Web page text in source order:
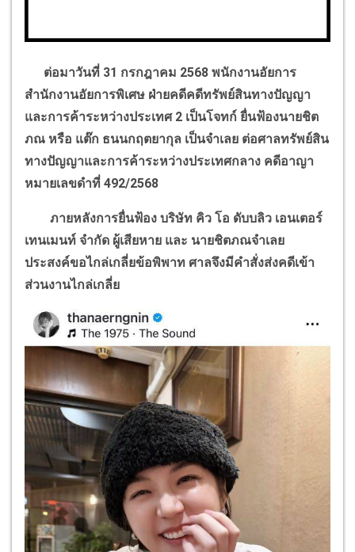
ต่อมาวันที่ 31 กรกฎาคม 2568 พนักงานอัยการ
สำนักงานอัยการพิเศษ ฝ่ายคดีคดีทรัพย์สินทางปัญญา
และการค้าระหว่างประเทศ 2 เป็นโจทก์ ยื่นฟ้องนายชิต
ภณ หรือ แต๊ก ธนนกฤตยากุล เป็นจำเลย ต่อศาลทรัพย์สิน
ทางปัญญาและการค้าระหว่างประเทศกลาง คดีอาญา
หมายเลขดำที่ 492/2568
ภายหลังการยื่นฟ้อง บริษัท คิว โอ ดับบลิว เอนเตอร์
เทนเมนท์ จำกัด ผู้เสียหาย และ นายชิตภณจำเลย
ประสงค์ขอไกล่เกลี่ยข้อพิพาท ศาลจึงมีคำสั่งส่งคดีเข้า
ส่วนงานไกล่เกลี่ย